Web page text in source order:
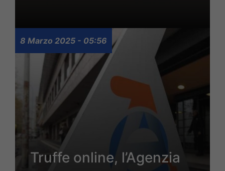
8 Marzo 2025 - 05:56
Truffe online, l’Agenzia